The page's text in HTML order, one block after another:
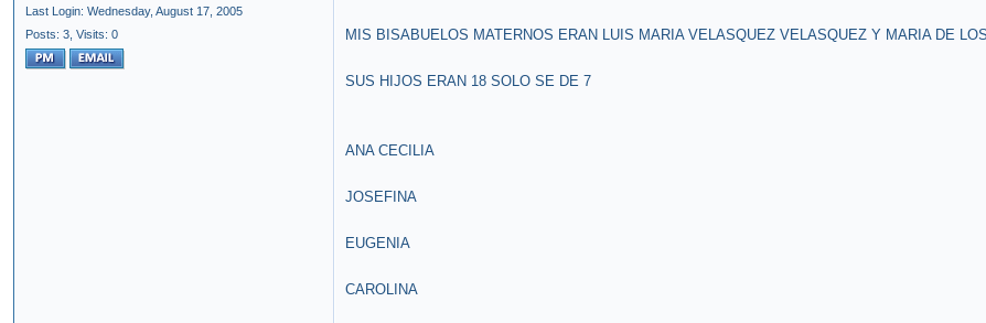
Last Login: Wednesday, August 17, 2005
Posts: 3, Visits: 0 MIS BISABUELOS MATERNOS ERAN LUIS MARIA VELASQUEZ VELASQUEZ Y MARIA DE
SUS HIJOS ERAN 18 SOLO SE DE 7
ANA CECILIA
JOSEFINA
EUGENIA
CAROLINA